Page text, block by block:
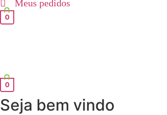
Meus pedidos
0
0
Seja bem vindo